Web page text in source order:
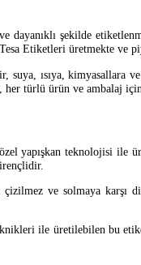
şekilde
Etiketleri üretmekte ve
ısıya, kimyasallara
her türlü ürün ve ambalaj
yapışkan teknolojisi ile
ve solmaya karşı
ile üretilebilen bu